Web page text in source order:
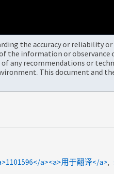
the accuracy or
the information or
recommendations or
This document and
a><a>用于翻译</a>